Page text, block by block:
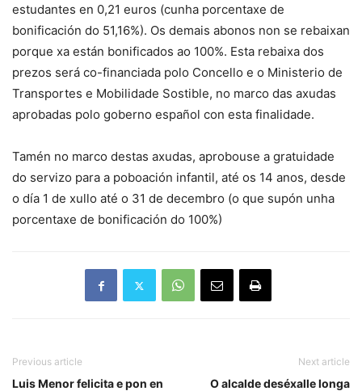
estudantes en 0,21 euros (cunha porcentaxe de
bonificación do 51,16%). Os demais abonos non se rebaixan
porque xa están bonificados ao 100%. Esta rebaixa dos
prezos será co-financiada polo Concello e o Ministerio de
Transportes e Mobilidade Sostible, no marco das axudas
aprobadas polo goberno español con esta finalidade.
Tamén no marco destas axudas, aprobouse a gratuidade
do servizo para a poboación infantil, até os 14 anos, desde
o día 1 de xullo até o 31 de decembro (o que supón unha
porcentaxe de bonificación do 100%)
Previous article
Luis Menor felicita e pon en
Next article
O alcalde deséxalle longa